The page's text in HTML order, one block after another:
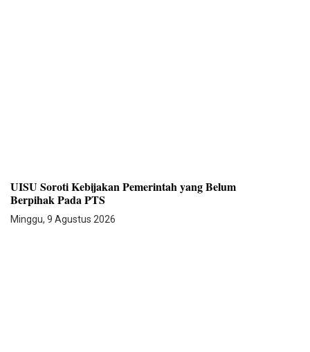
UISU Soroti Kebijakan Pemerintah yang Belum
Berpihak Pada PTS
Minggu, 9 Agustus 2026